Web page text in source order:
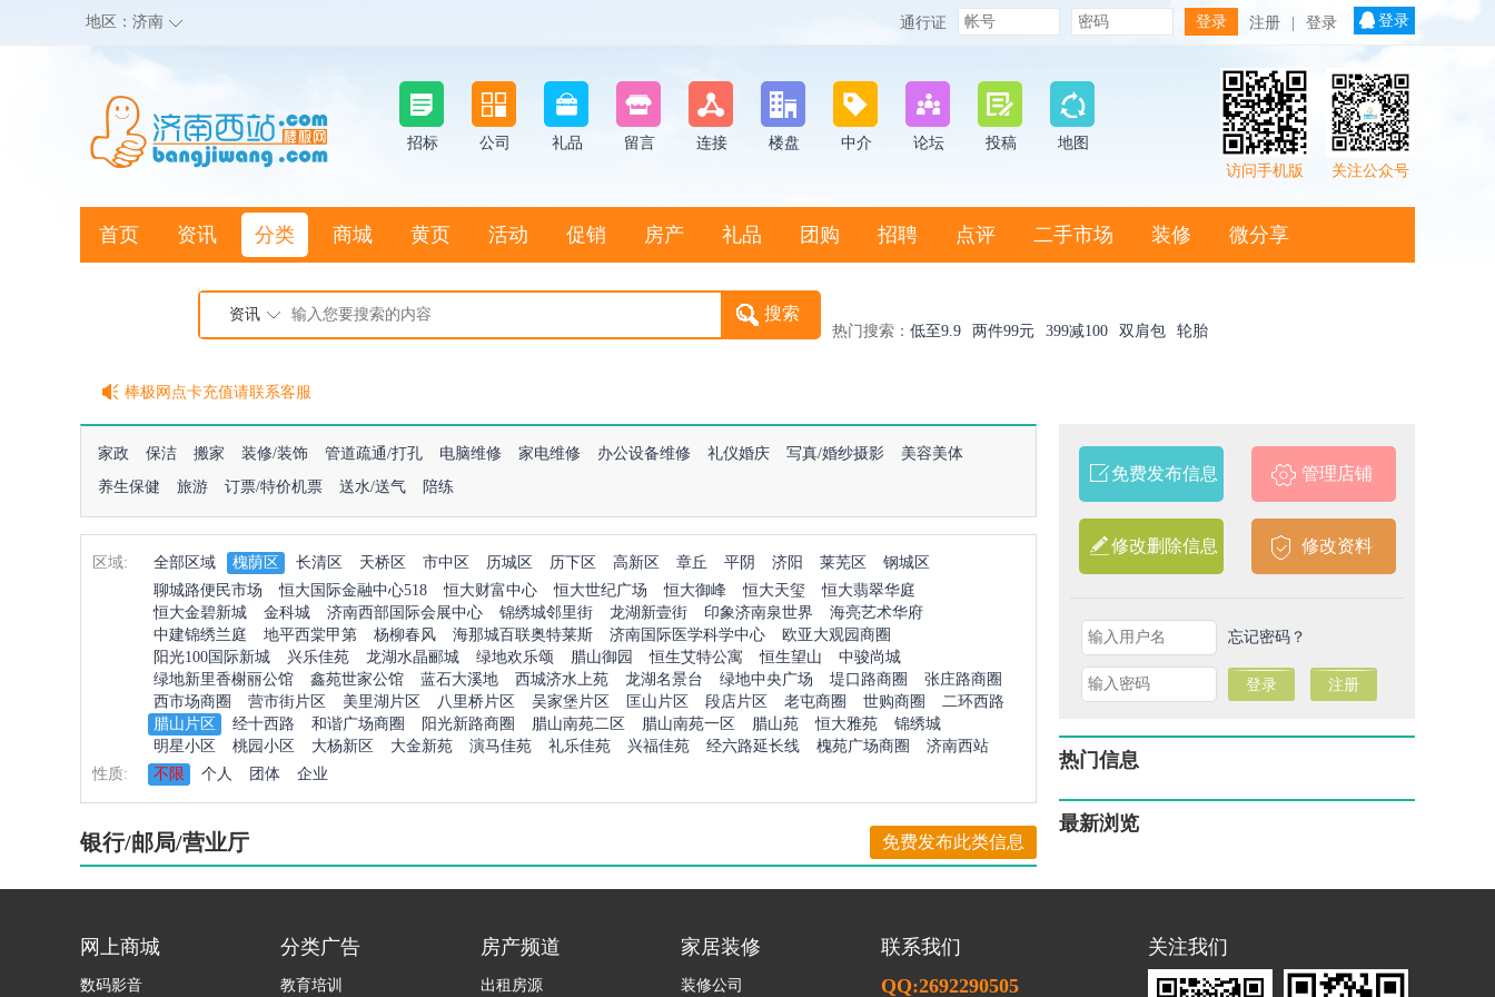
地区： 济南 通行证 注册 登录 登录
招标 公司 礼品 留言 连接 楼盘 中介 论坛 投稿
地图
关注公众号
访问手机版
首页 资讯 分类 商城 黄页 活动 促销 房产 礼品 团购 招聘 点评 二手市场 装修 微分享
资讯
热门搜索： 低至9.9 两件99元 399减100 双肩包 轮胎
棒极网点卡充值请联系客服
客服QQ:2692290505
充100送20
家政 保洁 搬家 装修/装饰 管道疏通/打孔 电脑维修 家电维修 办公设备维修 礼仪婚庆 写真/婚纱摄影
美容美体
养生保健
旅游 订票/特价机票 送水/送气 陪练
区域: 全部区域 槐荫区 长清区 天桥区 市中区 历城区 历下区 高新区 章丘 平阴 济阳 莱芜区
钢城区
聊城路便民市场
恒大国际金融中心518 恒大财富中心 恒大世纪广场 恒大御峰 恒大天玺
恒大翡翠华庭
恒大金碧新城
金科城 济南西部国际会展中心 锦绣城邻里街 龙湖新壹街 印象济南泉世界
海亮艺术华府
中建锦绣兰庭
地平西棠甲第 杨柳春风 海那城百联奥特莱斯 济南国际医学科学中心
欧亚大观园商圈
阳光100国际新城
兴乐佳苑 龙湖水晶郦城 绿地欢乐颂 腊山御园 恒生艾特公寓 恒生望山
中骏尚城
绿地新里香榭丽公馆
鑫苑世家公馆 蓝石大溪地 西城济水上苑 龙湖名景台 绿地中央广场 堤口路商圈
张庄路商圈
西市场商圈
营市街片区 美里湖片区 八里桥片区 吴家堡片区 匡山片区 段店片区 老屯商圈 世购商圈
二环西路
腊山片区
经十西路 和谐广场商圈 阳光新路商圈 腊山南苑二区 腊山南苑一区 腊山苑 恒大雅苑
锦绣城
明星小区
桃园小区 大杨新区 大金新苑 演马佳苑 礼乐佳苑 兴福佳苑 经六路延长线 槐苑广场商圈
济南西站
性质:
不限 个人 团体 企业
银行/邮局/营业厅 免费发布此类信息
免费发布信息 管理店铺
修改删除信息 修改资料
忘记密码？
热门信息
最新浏览
网上商城
数码影音
分类广告
教育培训
房产频道
出租房源
家居装修
装修公司
联系我们
QQ:2692290505
关注我们